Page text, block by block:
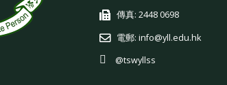
傳真: 2448 0698
電郵: info@yll.edu.hk
@tswyllss